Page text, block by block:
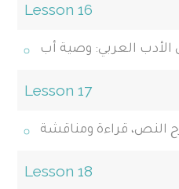
Lesson 16
الأدب العربي: وصية أب
Lesson 17
النص، قراءة ومناقشة
Lesson 18